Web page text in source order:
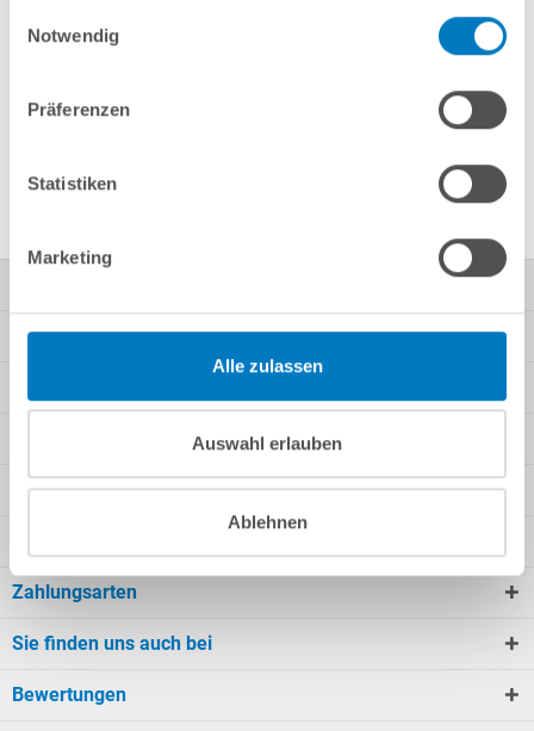
Notwendig
Präferenzen
Statistiken
Marketing
Alle zulassen
Auswahl erlauben
Ablehnen
Mein Konto
Rechtliche Informationen
Unsere Angebote
Zahlungsarten
Sie finden uns auch bei
Bewertungen